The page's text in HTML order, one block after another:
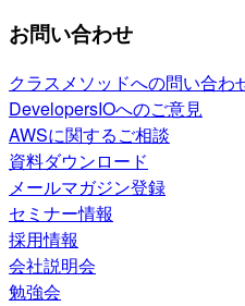
お問い合わせ
クラスメソッドへの問い合わ
DevelopersIOへのご意見
AWSに関するご相談
資料ダウンロード
メールマガジン登録
セミナー情報
採用情報
会社説明会
勉強会